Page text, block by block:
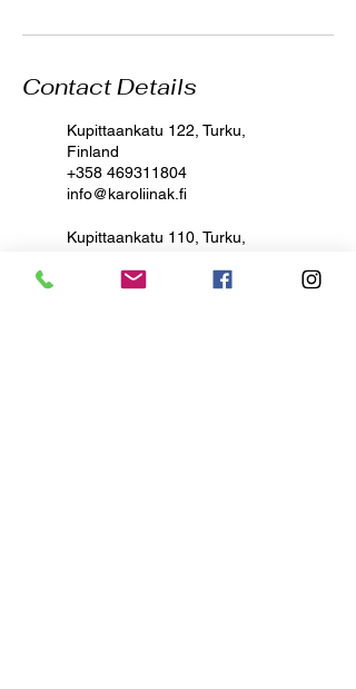
Contact Details
Kupittaankatu 122, Turku,
Finland
+358 469311804
info@karoliinak.fi
Kupittaankatu 110, Turku,
+358 469311804